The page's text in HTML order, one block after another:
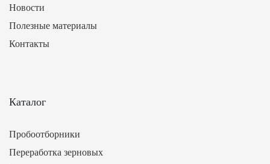
Новости
Полезные материалы
Контакты
Каталог
Пробоотборники
Переработка зерновых